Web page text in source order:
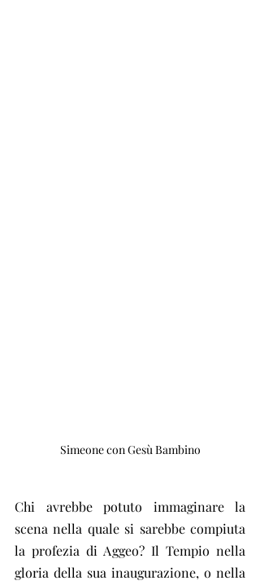
Simeone con Gesù Bambino
Chi avrebbe potuto immaginare la
scena nella quale si sarebbe compiuta
la profezia di Aggeo? Il Tempio nella
gloria della sua inaugurazione, o nella